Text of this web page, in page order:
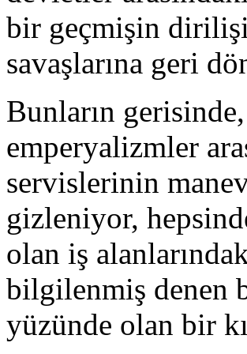
bir geçmişin
savaşlarına geri
Bunların
emperyalizmler
servislerinin
gizleniyor,
olan iş
bilgilenmiş denen
yüzünde olan bir